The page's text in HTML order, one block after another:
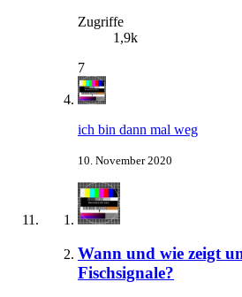
Zugriffe
1,9k
7
ich bin dann mal weg
10. November 2020
Wann und wie zeigt
Fischsignale?